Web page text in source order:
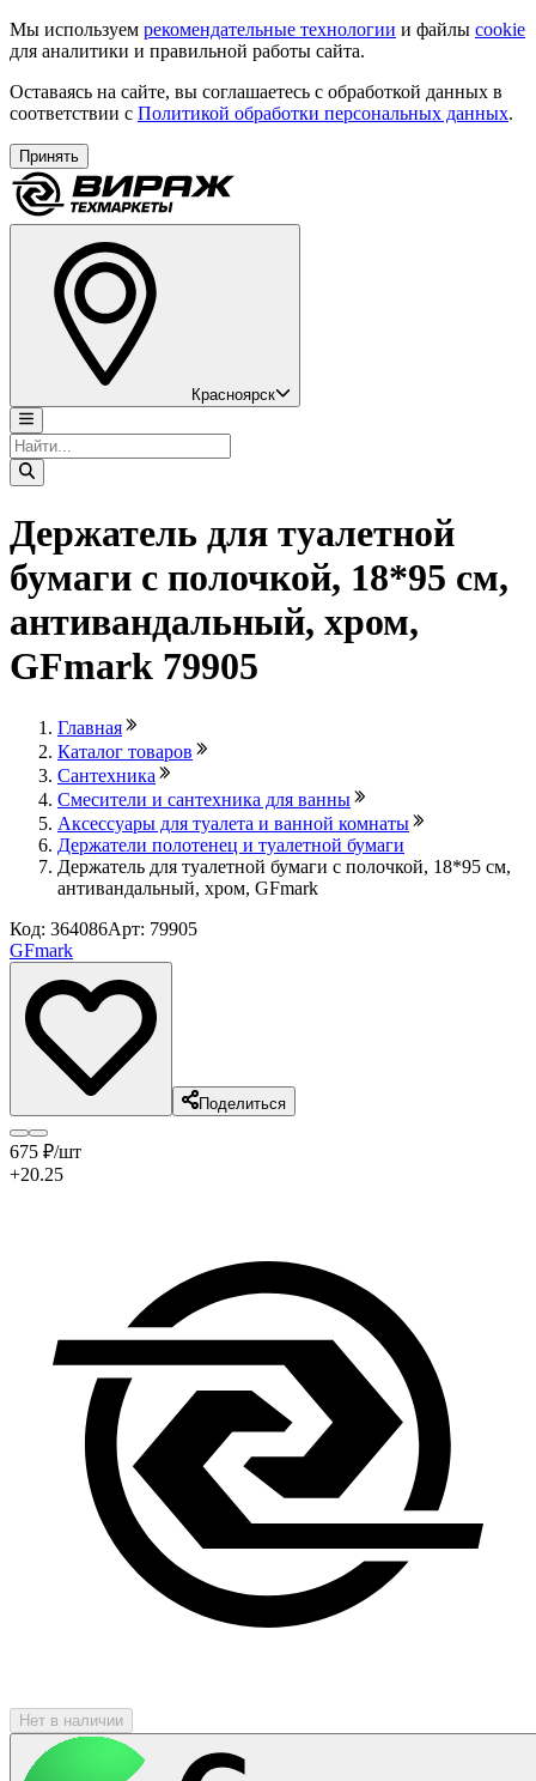
Мы используем рекомендательные технологии и файлы cookie
для аналитики и правильной работы сайта.
Оставаясь на сайте, вы соглашаетесь с обработкой данных в
соответствии с Политикой обработки персональных данных.
Принять
Красноярск
Держатель для туалетной
бумаги с полочкой, 18*95 см,
антивандальный, хром,
GFmark 79905
Главная
Каталог товаров
Сантехника
Смесители и сантехника для ванны
Аксессуары для туалета и ванной комнаты
Держатели полотенец и туалетной бумаги
Держатель для туалетной бумаги с полочкой, 18*95 см,
антивандальный, хром, GFmark
Код: 364086Арт: 79905
GFmark
Поделиться
675 ₽/шт
+20.25
Нет в наличии